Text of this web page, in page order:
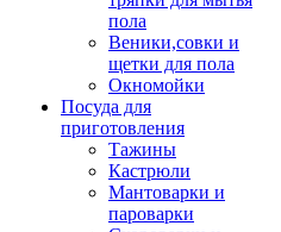
пола
Веники,совки и
щетки для пола
Окномойки
Посуда для
приготовления
Тажины
Кастрюли
Мантоварки и
пароварки